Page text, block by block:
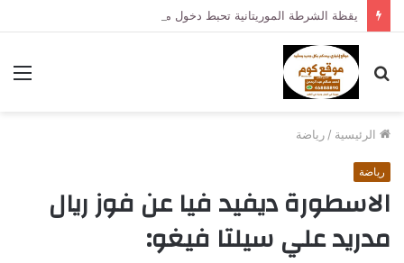
بحث
عن
الرئيسية / رياضة
رياضة
الاسطورة ديفيد فيا عن فوز ريال
مدريد علي سيلتا فيغو: